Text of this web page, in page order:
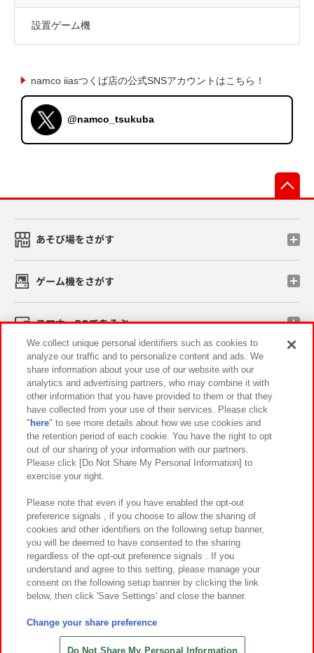
設置ゲーム機
namco iiasつくば店の公式SNSアカウントはこちら！
@namco_tsukuba
あそび場をさがす
ゲーム機をさがす
スマホ・PCであそぶ
イベント・キャンペーン
関連会社 サステナビリティ サイトポリシー
プライバシーポリシー ウェブアクセシビリティ方針と検証結果
お取引先さまとともに
カスタマーハラスメント対応方針 よくあるご質問・お問い合わせ
©Bandai Namco Amusement Inc.
©Bandai Namco Amusement Lab Inc.
©HANAYASHIKI Co., Ltd. All Rights Reserved.
We collect unique personal identifiers such as cookies to
analyze our traffic and to personalize content and ads. We
share information about your use of our website with our
analytics and advertising partners, who may combine it with
other information that you have provided to them or that they
have collected from your use of their services. Please click
" here" to see more details about how we use cookies and
the retention period of each cookie. You have the right to opt
out of our sharing of your information with our partners.
Please click [Do Not Share My Personal Information] to
exercise your right.
Please note that even if you have enabled the opt-out
preference signals , if you choose to allow the sharing of
cookies and other identifiers on the following setup banner,
you will be deemed to have consented to the sharing
regardless of the opt-out preference signals . If you
understand and agree to this setting, please manage your
consent on the following setup banner by clicking the link
below, then click 'Save Settings' and close the banner.
Change your share preference
Do Not Share My Personal Information